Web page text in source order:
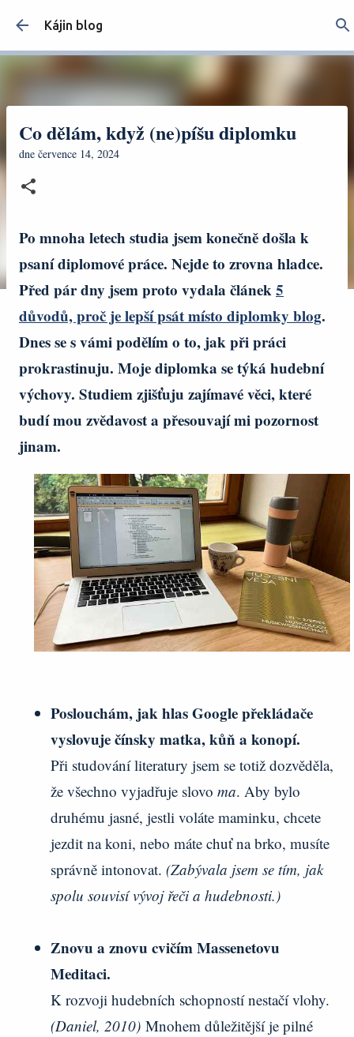
Kájin blog
Co dělám, když (ne)píšu diplomku
dne července 14, 2024
Po mnoha letech studia jsem konečně došla k
psaní diplomové práce. Nejde to zrovna hladce.
Před pár dny jsem proto vydala článek5
důvodů, proč je lepší psát místo diplomky blog.
Dnes se s vámi podělím o to, jak při práci
prokrastinuju. Moje diplomka se týká hudební
výchovy. Studiem zjišťuju zajímavé věci, které
budí mou zvědavost a přesouvají mi pozornost
jinam.
Poslouchám, jak hlas Google překládače
vyslovuje čínsky matka, kůň a konopí.
Při studování literatury jsem se totiž dozvěděla,
že všechno vyjadřuje slovo ma. Aby bylo
druhému jasné, jestli voláte maminku, chcete
jezdit na koni, nebo máte chuť na brko, musíte
správně intonovat. (Zabývala jsem se tím, jak
spolu souvisí vývoj řeči a hudebnosti.)
Znovu a znovu cvičím Massenetovu
Meditaci.
K rozvoji hudebních schopností nestačí vlohy.
(Daniel, 2010) Mnohem důležitější je pilné